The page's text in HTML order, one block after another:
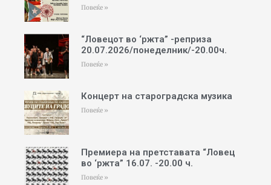
Повеќе »
“Ловецот во ‘ржта” -реприза
20.07.2026/понеделник/-20.00ч.
Повеќе »
Концерт на староградска музика
Повеќе »
Премиера на претставата “Ловец
во ‘ржта” 16.07. -20.00 ч.
Повеќе »